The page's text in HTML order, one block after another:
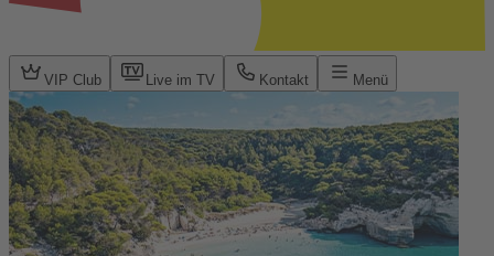
VIP Club Live im TV Kontakt Menü